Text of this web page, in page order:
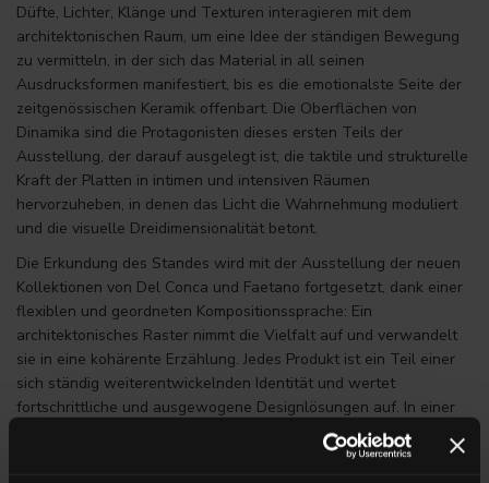
Düfte, Lichter, Klänge und Texturen interagieren mit dem
architektonischen Raum, um eine Idee der ständigen Bewegung
zu vermitteln, in der sich das Material in all seinen
Ausdrucksformen manifestiert, bis es die emotionalste Seite der
zeitgenössischen Keramik offenbart. Die Oberflächen von
Dinamika sind die Protagonisten dieses ersten Teils der
Ausstellung, der darauf ausgelegt ist, die taktile und strukturelle
Kraft der Platten in intimen und intensiven Räumen
hervorzuheben, in denen das Licht die Wahrnehmung moduliert
und die visuelle Dreidimensionalität betont.
Die Erkundung des Standes wird mit der Ausstellung der neuen
Kollektionen von Del Conca und Faetano fortgesetzt, dank einer
flexiblen und geordneten Kompositionssprache: Ein
architektonisches Raster nimmt die Vielfalt auf und verwandelt
sie in eine kohärente Erzählung. Jedes Produkt ist ein Teil einer
sich ständig weiterentwickelnden Identität und wertet
fortschrittliche und ausgewogene Designlösungen auf. In einer
Gegenwart, in der Qualität an der Fähigkeit gemessen wird, sich
zu erneuern, ohne dabei an Qualität einzubüßen.